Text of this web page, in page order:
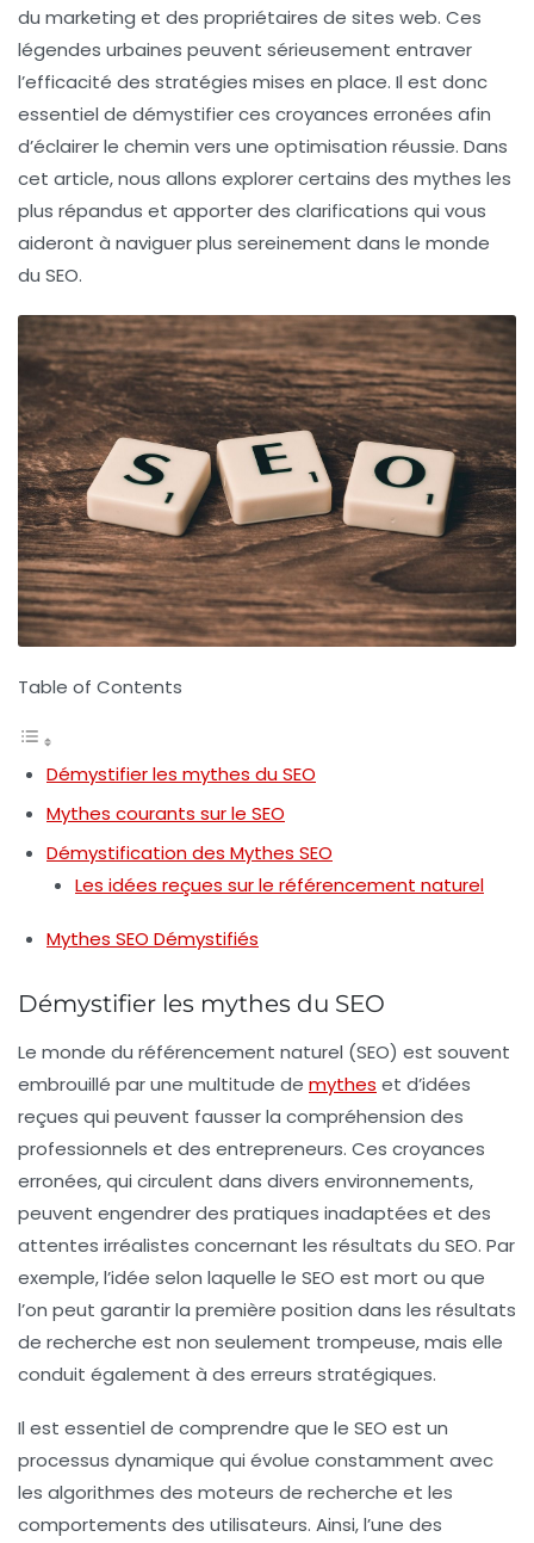
du marketing et des propriétaires de sites web. Ces
légendes urbaines peuvent sérieusement entraver
l’efficacité des stratégies mises en place. Il est donc
essentiel de démystifierces croyances erronées afin
d’éclairer le chemin vers une optimisation réussie. Dans
cet article, nous allons explorer certains des mythes les
plus répandus et apporter des clarifications qui vous
aideront à naviguer plus sereinement dans le monde
du SEO.
Table of Contents
Démystifier les mythes du SEO
Mythes courants sur le SEO
Démystification des Mythes SEO
Les idées reçues sur le référencement naturel
Mythes SEO Démystifiés
Démystifier les mythes du SEO
Le monde du référencement naturel (SEO) est souvent
embrouillé par une multitude de mythes et d’idées
reçues qui peuvent fausser la compréhension des
professionnels et des entrepreneurs. Ces croyances
erronées, qui circulent dans divers environnements,
peuvent engendrer des pratiques inadaptées et des
attentes irréalistes concernant les résultats du SEO. Par
exemple, l’idée selon laquelle le SEO est mort ou que
l’on peut garantir la première position dans les résultats
de recherche est non seulement trompeuse, mais elle
conduit également à des erreurs stratégiques.
Il est essentiel de comprendre que le SEO est un
processus dynamique qui évolue constamment avec
les algorithmes des moteurs de recherche et les
comportements des utilisateurs. Ainsi, l’une des